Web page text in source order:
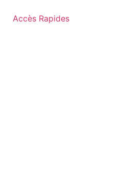
principal
Accès Rapides